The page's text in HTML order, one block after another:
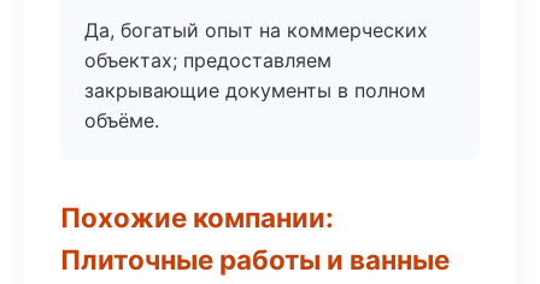
Да, богатый опыт на коммерческих
объектах; предоставляем
закрывающие документы в полном
объёме.
Похожие компании:
Плиточные работы и ванные